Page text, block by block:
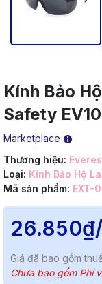
Kính Bảo
Safety
Marketplace
Thương hiệu:
Loại: Kính Bảo Hộ
Mã sản phẩm: EXT-
26.850₫
Giá đã bao gồm
Chưa bao gồm Phí